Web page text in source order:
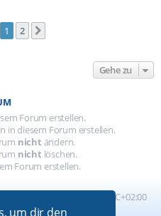
um dir den
1 2
Gehe zu
Forum erstellen.
in diesem Forum erstellen.
nicht ändern.
nicht löschen.
Forum erstellen.
UTC+02:00